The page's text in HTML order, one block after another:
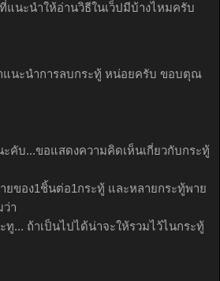
แนะนำให้อ่านวิธีในเว็ปมีบ้างไหมครับ
นะนำการลบกระทู้ หน่อยครับ ขอบตุณ
คับ...ขอแสดงความคิดเห็นเกี่ยวกับกระทู้
ยของ1ชิ้นต่อ1กระทู้ และหลายกระทู้พาย
ว่า
ทู... ถ้าเป็นไปได้น่าจะให้รวมไว้ไนกระทู้